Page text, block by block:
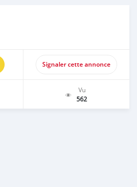
Signaler cette annonce
Vu
562